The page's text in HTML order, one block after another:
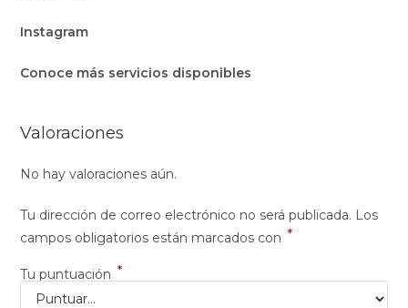
Instagram
Conoce más servicios disponibles
Valoraciones
No hay valoraciones aún.
Tu dirección de correo electrónico no será publicada. Los
campos obligatorios están marcados con *
Tu puntuación *